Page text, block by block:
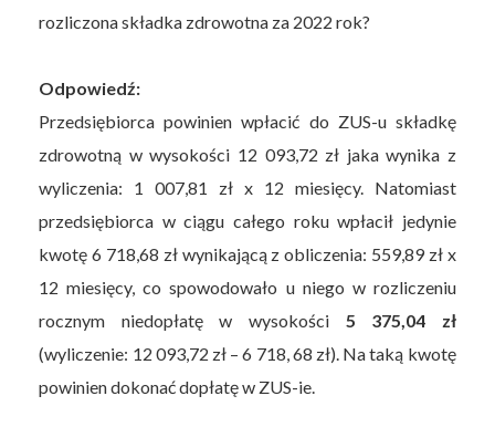
rozliczona składka zdrowotna za 2022 rok?
Odpowiedź:
Przedsiębiorca powinien wpłacić do ZUS-u składkę
zdrowotną w wysokości 12 093,72 zł jaka wynika z
wyliczenia: 1 007,81 zł x 12 miesięcy. Natomiast
przedsiębiorca w ciągu całego roku wpłacił jedynie
kwotę 6 718,68 zł wynikającą z obliczenia: 559,89 zł x
12 miesięcy, co spowodowało u niego w rozliczeniu
rocznym niedopłatę w wysokości 5 375,04 zł
(wyliczenie: 12 093,72 zł – 6 718, 68 zł). Na taką kwotę
powinien dokonać dopłatę w ZUS-ie.